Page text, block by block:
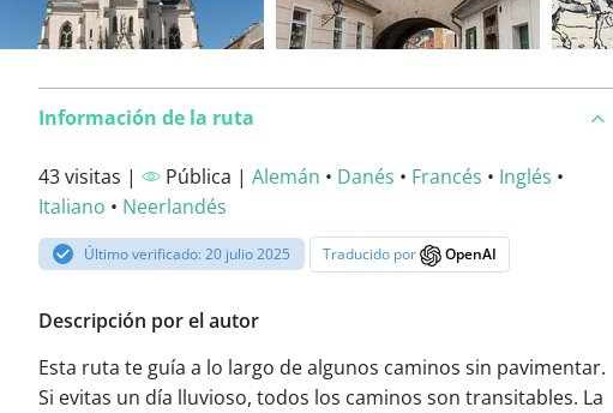
Información de la ruta
43 visitas | Pública | Alemán • Danés • Francés • Inglés •
Italiano • Neerlandés
Último verificado: 20 julio 2025 Traducido por OpenAI
Descripción por el autor
Esta ruta te guía a lo largo de algunos caminos sin pavimentar.
Si evitas un día lluvioso, todos los caminos son transitables. La